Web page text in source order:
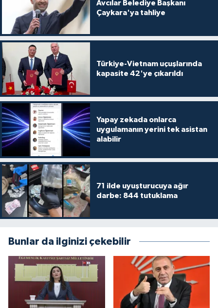
Avcılar Belediye Başkanı
Çaykara'ya tahliye
Türkiye-Vietnam uçuşlarında
kapasite 42'ye çıkarıldı
Yapay zekada onlarca
uygulamanın yerini tek asistan
alabilir
71 ilde uyuşturucuya ağır
darbe: 844 tutuklama
Bunlar da ilginizi çekebilir